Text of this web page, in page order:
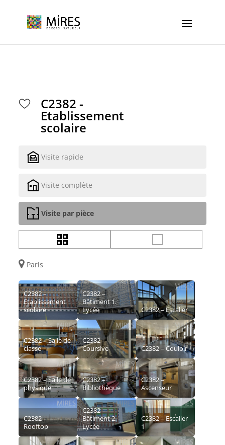
C2382 -
Etablissement
scolaire
Visite rapide
Visite complète
Visite par pièce
Paris
C2382 –
Etablissement
scolaire
C2382 –
Bâtiment 1.
Lycée
C2382 – Escalier
C2382 – Salle de
classe
C2382 –
Coursive
C2382 – Couloir
C2382 – Salle de
physique
C2382 –
Bibliothèque
C2382 –
Ascenseur
C2382 –
Rooftop
C2382 –
Bâtiment 2.
Lycée
C2382 – Escalier
1